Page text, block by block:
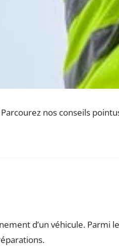
nos conseils
d’un véhicule. Parmi